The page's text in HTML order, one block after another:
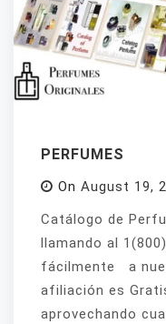
PERFUMES
On August 19,
Catálogo de
llamando al
fácilmente a
afiliación es
aprovechando